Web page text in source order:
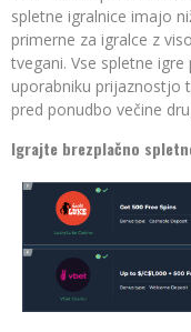
spletne igralnice imajo
primerne za igralce z
tvegani. Vse spletne
uporabniku prijaznostjo
pred ponudbo večine
Igrajte brezplačno